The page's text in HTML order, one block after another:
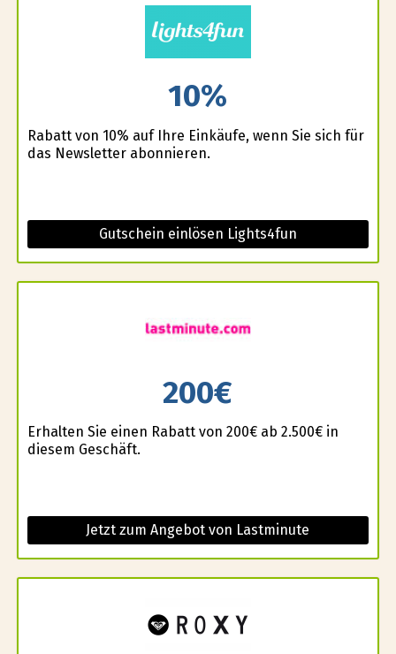
10%
Rabatt von 10% auf Ihre Einkäufe, wenn Sie sich für
das Newsletter abonnieren.
Gutschein einlösen Lights4fun
200€
Erhalten Sie einen Rabatt von 200€ ab 2.500€ in
diesem Geschäft.
Jetzt zum Angebot von Lastminute